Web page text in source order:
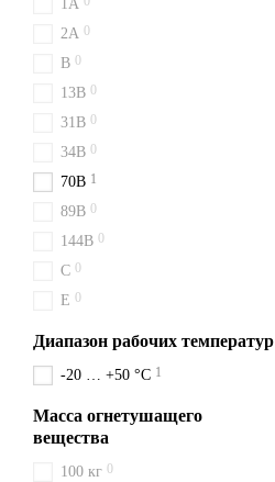
1A
2A 0
B 0
13B 0
31B 0
34B 0
70B 1
89B 0
144B 0
C 0
E 0
Диапазон рабочих температур
-20 … +50 °C 1
Масса огнетушащего
вещества
100 кг 0